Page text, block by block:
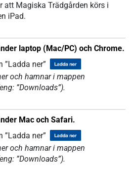
att Magiska Trädgården körs i
iPad.
laptop (Mac/PC) och Chrome.
”Ladda ner”
och hamnar i mappen
”Downloads”).
Mac och Safari.
”Ladda ner”
och hamnar i mappen
”Downloads”).